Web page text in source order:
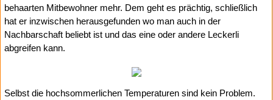
behaarten Mitbewohner mehr. Dem geht es prächtig, schließlich
hat er inzwischen herausgefunden wo man auch in der
Nachbarschaft beliebt ist und das eine oder andere Leckerli
abgreifen kann.
Selbst die hochsommerlichen Temperaturen sind kein Problem.